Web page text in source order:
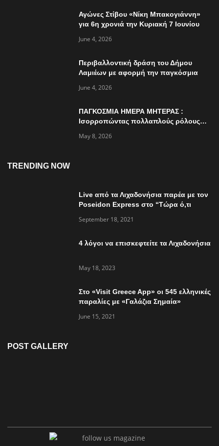
Αγώνες Στίβου «Νίκη Μπακογιάννη»
για 6η χρονιά την Κυριακή 7 Ιουνίου
June 4, 2026
Περιβαλλοντική δράση του Δήμου
Λαμιέων με αφορμή την παγκόσμια
June 4, 2026
ΠΑΓΚΟΣΜΙΑ ΗΜΕΡΑ ΜΗΤΕΡΑΣ :
Ισορροπώντας πολλαπλούς ρόλους…
May 8, 2026
TRENDING NOW
Live από τα Λιχαδονήσια παρέα με τον
Poseidon Express στο “Τώρα ό,τι
September 18, 2021
4 λόγοι να επισκεφτείτε τα Λιχαδονήσια
May 18, 2023
Στο «Visit Greece App» οι 545 ελληνικές
παραλίες με «Γαλάζια Σημαία»
June 15, 2021
POST GALLERY